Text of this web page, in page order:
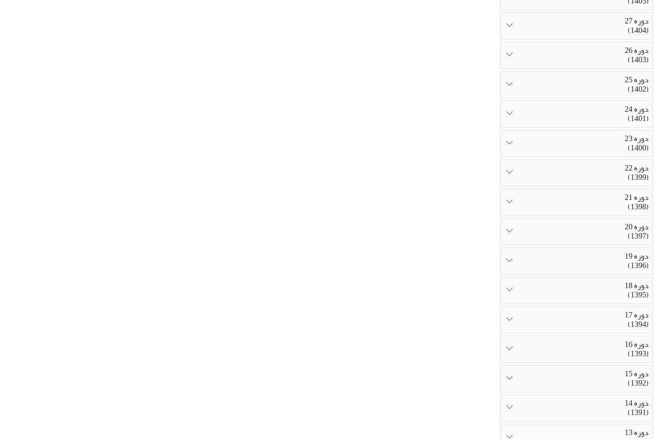
دوره 27
(1404)
دوره 26
(1403)
دوره 25
(1402)
دوره 24
(1401)
دوره 23
(1400)
دوره 22
(1399)
دوره 21
(1398)
دوره 20
(1397)
دوره 19
(1396)
دوره 18
(1395)
دوره 17
(1394)
دوره 16
(1393)
دوره 15
(1392)
دوره 14
(1391)
دوره 13